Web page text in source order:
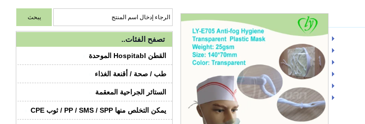
تصفح الفئات..
القطن Hospitabl الموحدة
طب / صحة / أقنعة الغذاء
الستائر الجراحية المعقمة
يمكن التخلص منها PP / SMS / SPP / ثوب CPE